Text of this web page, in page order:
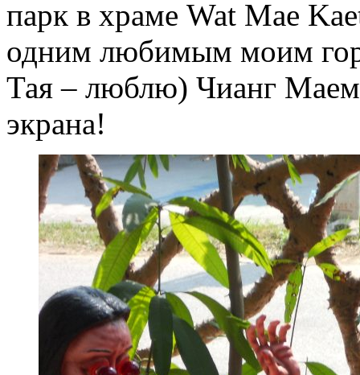
парк в храме Wat Mae
одним любимым моим
Тая – люблю) Чианг
экрана!